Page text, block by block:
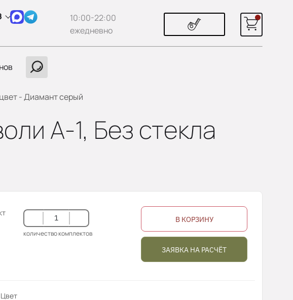
10:00-22:00
ежедневно
- Диамант серый
А-1, Без стекла
количество комплектов
В КОРЗИНУ
ЗАЯВКА НА РАСЧЁТ
Цвет